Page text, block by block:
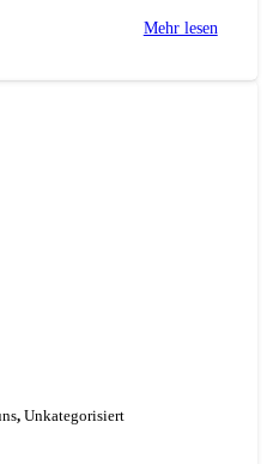
Mehr lesen
,Unkategorisiert